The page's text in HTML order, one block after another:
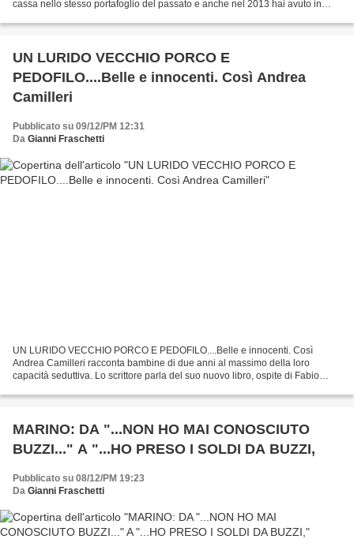
cassa nello stesso portafoglio del passato e anche nel 2013 hai avuto in
UN LURIDO VECCHIO PORCO E
PEDOFILO....Belle e innocenti. Così Andrea
Camilleri
Pubblicato su 09/12/PM 12:31
Da Gianni Fraschetti
UN LURIDO VECCHIO PORCO E PEDOFILO....Belle e innocenti. Così
Andrea Camilleri racconta bambine di due anni al massimo della loro
capacità seduttiva. Lo scrittore parla del suo nuovo libro, ospite di Fabio
MARINO: DA "...NON HO MAI CONOSCIUTO
BUZZI..." A "...HO PRESO I SOLDI DA BUZZI,
Pubblicato su 08/12/PM 19:23
Da Gianni Fraschetti